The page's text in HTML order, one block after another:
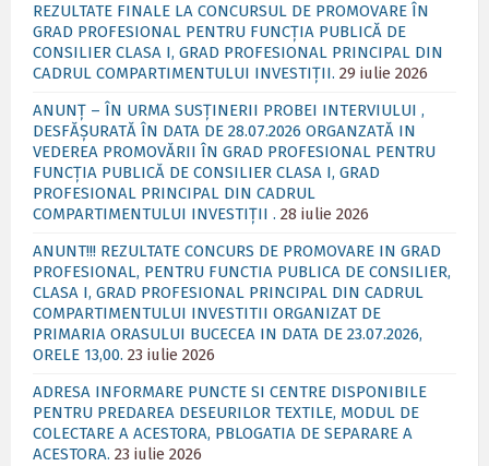
REZULTATE FINALE LA CONCURSUL DE PROMOVARE ÎN
GRAD PROFESIONAL PENTRU FUNCȚIA PUBLICĂ DE
CONSILIER CLASA I, GRAD PROFESIONAL PRINCIPAL DIN
CADRUL COMPARTIMENTULUI INVESTIȚII. 29 iulie 2026
ANUNȚ – ÎN URMA SUSȚINERII PROBEI INTERVIULUI ,
DESFĂȘURATĂ ÎN DATA DE 28.07.2026 ORGANZATĂ IN
VEDEREA PROMOVĂRII ÎN GRAD PROFESIONAL PENTRU
FUNCȚIA PUBLICĂ DE CONSILIER CLASA I, GRAD
PROFESIONAL PRINCIPAL DIN CADRUL
COMPARTIMENTULUI INVESTIȚII . 28 iulie 2026
ANUNT!!! REZULTATE CONCURS DE PROMOVARE IN GRAD
PROFESIONAL, PENTRU FUNCTIA PUBLICA DE CONSILIER,
CLASA I, GRAD PROFESIONAL PRINCIPAL DIN CADRUL
COMPARTIMENTULUI INVESTITII ORGANIZAT DE
PRIMARIA ORASULUI BUCECEA IN DATA DE 23.07.2026,
ORELE 13,00. 23 iulie 2026
ADRESA INFORMARE PUNCTE SI CENTRE DISPONIBILE
PENTRU PREDAREA DESEURILOR TEXTILE, MODUL DE
COLECTARE A ACESTORA, PBLOGATIA DE SEPARARE A
ACESTORA. 23 iulie 2026